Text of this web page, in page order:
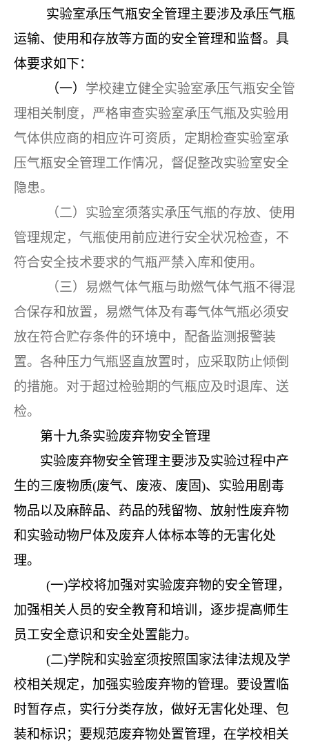
实验室承压气瓶安全管理主要涉及承压气瓶
运输、使用和存放等方面的安全管理和监督。具
体要求如下：
（一） 学校建立健全实验室承压气瓶安全管
理相关制度，严格审查实验室承压气瓶及实验用
气体供应商的相应许可资质，定期检查实验室承
压气瓶安全管理工作情况，督促整改实验室安全
隐患。
（二）实验室须落实承压气瓶的存放、使用
管理规定，气瓶使用前应进行安全状况检查，不
符合安全技术要求的气瓶严禁入库和使用。
（三）易燃气体气瓶与助燃气体气瓶不得混
合保存和放置，易燃气体及有毒气体气瓶必须安
放在符合贮存条件的环境中，配备监测报警装
置。各种压力气瓶竖直放置时，应采取防止倾倒
的措施。对于超过检验期的气瓶应及时退库、送
检。
第十九条实验废弃物安全管理
实验废弃物安全管理主要涉及实验过程中产
生的三废物质(废气、废液、废固)、实验用剧毒
物品以及麻醉品、药品的残留物、放射性废弃物
和实验动物尸体及废弃人体标本等的无害化处
理。
(一)学校将加强对实验废弃物的安全管理，
加强相关人员的安全教育和培训，逐步提高师生
员工安全意识和安全处置能力。
(二)学院和实验室须按照国家法律法规及学
校相关规定，加强实验废弃物的管理。要设置临
时暂存点，实行分类存放，做好无害化处理、包
装和标识；要规范废弃物处置管理，在学校相关